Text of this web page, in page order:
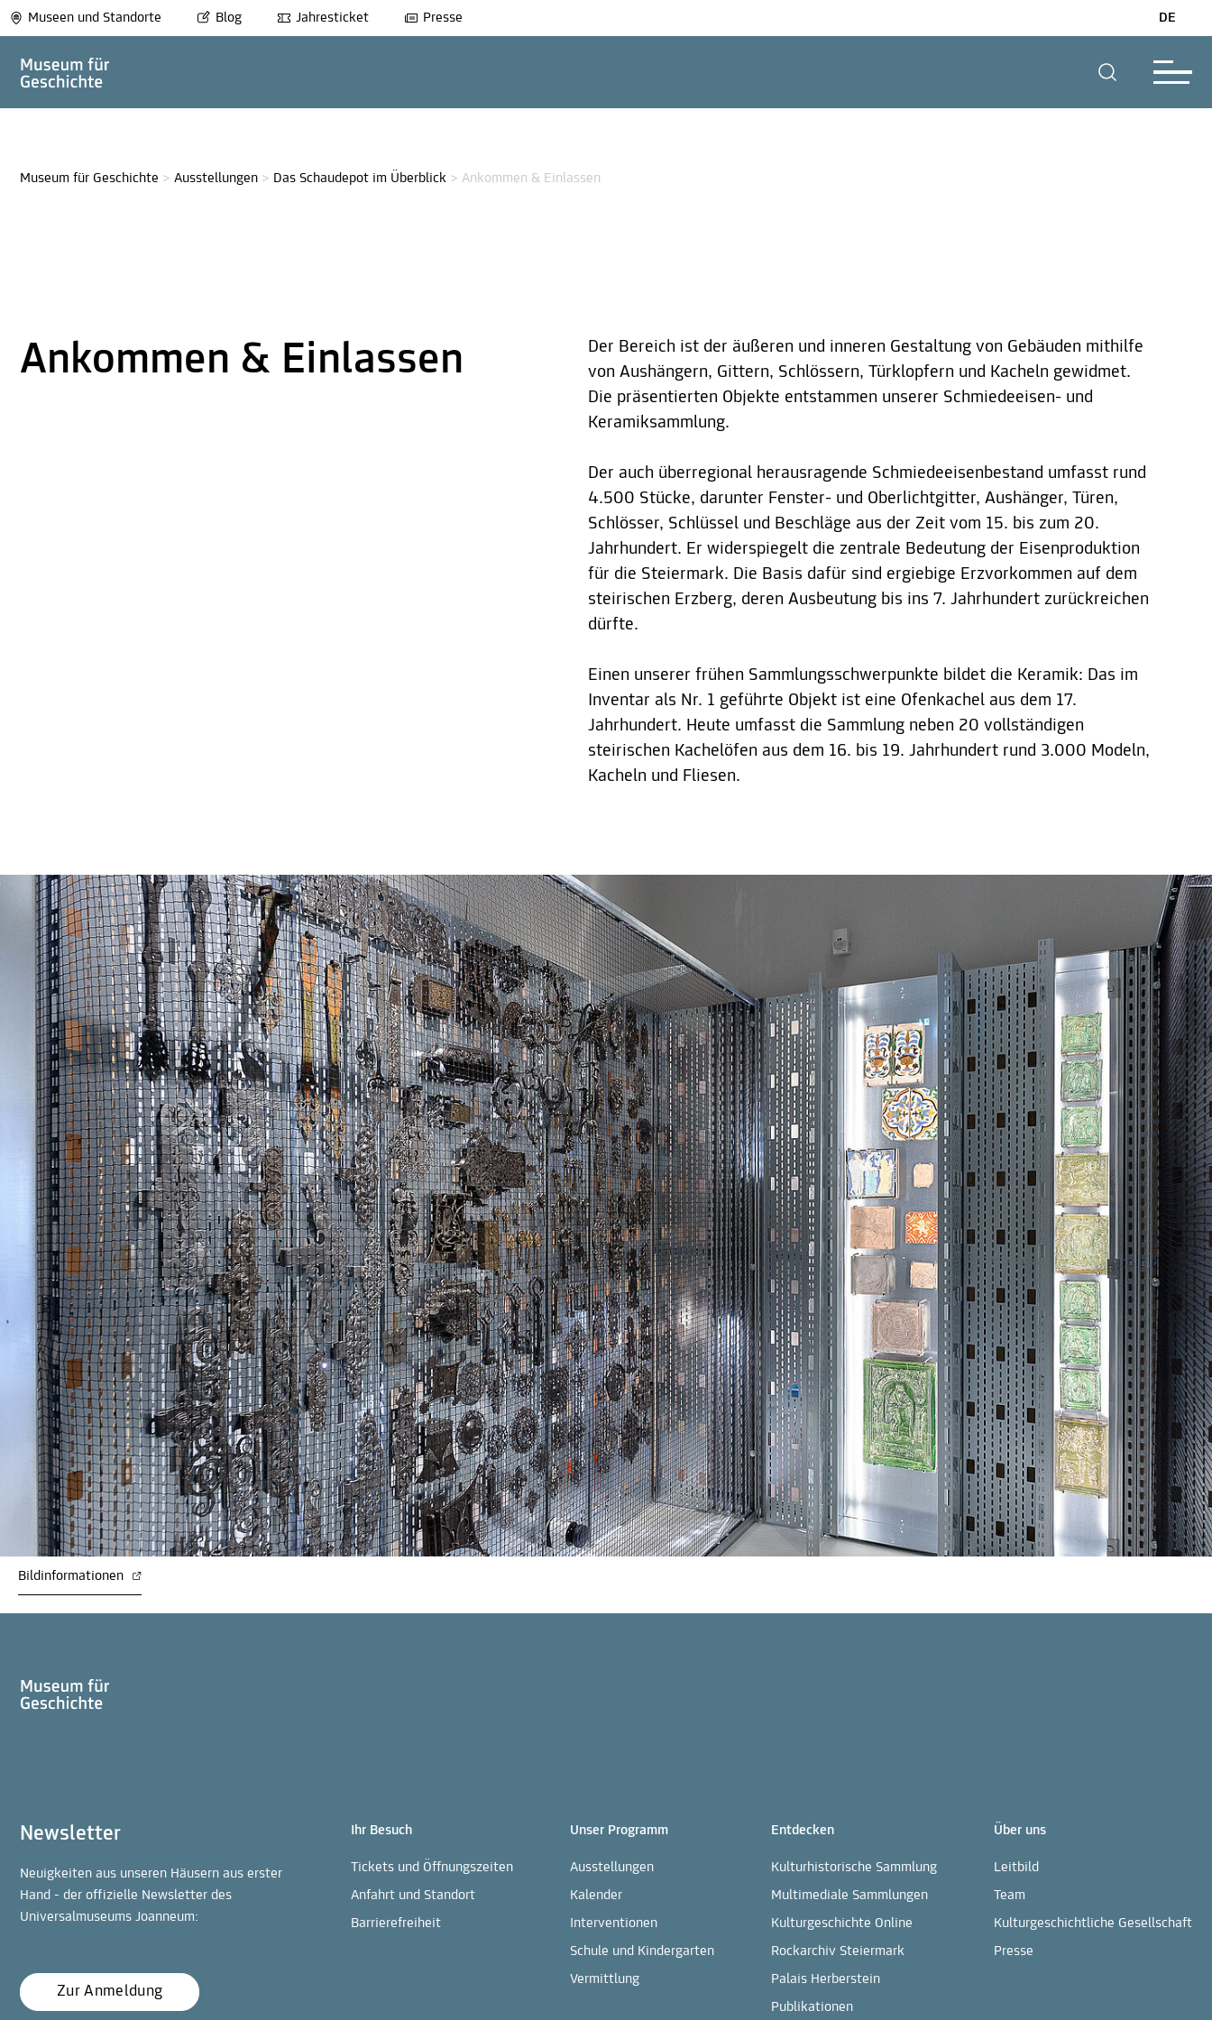
Museen und Standorte Blog Jahresticket Presse DE
Museum für Geschichte > Ausstellungen > Das Schaudepot im Überblick > Ankommen & Einlassen
Ankommen & Einlassen
Der Bereich ist der äußeren und inneren Gestaltung von Gebäuden mithilfe
von Aushängern, Gittern, Schlössern, Türklopfern und Kacheln gewidmet.
Die präsentierten Objekte entstammen unserer Schmiedeeisen- und
Keramiksammlung.
Der auch überregional herausragende Schmiedeeisenbestand umfasst rund
4.500 Stücke, darunter Fenster- und Oberlichtgitter, Aushänger, Türen,
Schlösser, Schlüssel und Beschläge aus der Zeit vom 15. bis zum 20.
Jahrhundert. Er widerspiegelt die zentrale Bedeutung der Eisenproduktion
für die Steiermark. Die Basis dafür sind ergiebige Erzvorkommen auf dem
steirischen Erzberg, deren Ausbeutung bis ins 7. Jahrhundert zurückreichen
dürfte.
Einen unserer frühen Sammlungsschwerpunkte bildet die Keramik: Das im
Inventar als Nr. 1 geführte Objekt ist eine Ofenkachel aus dem 17.
Jahrhundert. Heute umfasst die Sammlung neben 20 vollständigen
steirischen Kachelöfen aus dem 16. bis 19. Jahrhundert rund 3.000 Modeln,
Kacheln und Fliesen.
Bildinformationen
Newsletter
Neuigkeiten aus unseren Häusern aus erster
Hand - der offizielle Newsletter des
Universalmuseums Joanneum:
Zur Anmeldung
Ihr Besuch
Tickets und Öffnungszeiten
Anfahrt und Standort
Barrierefreiheit
Unser Programm
Ausstellungen
Kalender
Interventionen
Schule und Kindergarten
Vermittlung
Entdecken
Kulturhistorische Sammlung
Multimediale Sammlungen
Kulturgeschichte Online
Rockarchiv Steiermark
Palais Herberstein
Publikationen
Über uns
Leitbild
Team
Kulturgeschichtliche Gesellschaft
Presse